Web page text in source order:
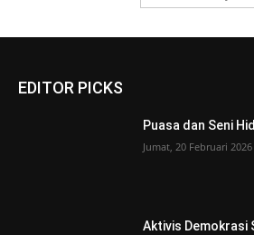
EDITOR PICKS
Puasa dan Seni
Jumat, 20 Februari 2026
Aktivis Demokrasi